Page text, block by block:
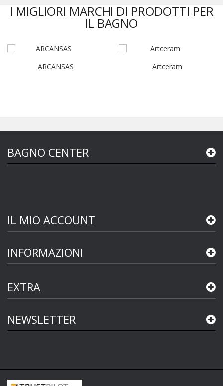
I MIGLIORI MARCHI DI PRODOTTI PER
IL BAGNO
ARCANSAS Artceram
BAGNO CENTER
IL MIO ACCOUNT
INFORMAZIONI
EXTRA
NEWSLETTER